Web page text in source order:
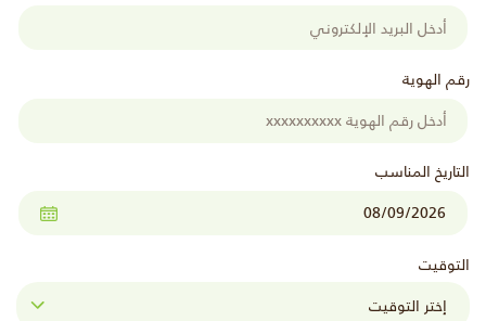
رقم الهوية
التاريخ المناسب
التوقيت